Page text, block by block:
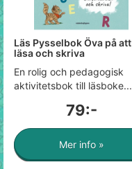
Läs Pysselbok Öva på att
läsa och skriva
En rolig och pedagogisk
aktivitetsbok till läsboke...
79:-
Mer info »